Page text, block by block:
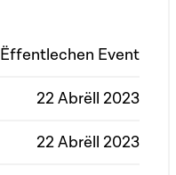
Ëffentlechen Event
22 Abrëll 2023
22 Abrëll 2023